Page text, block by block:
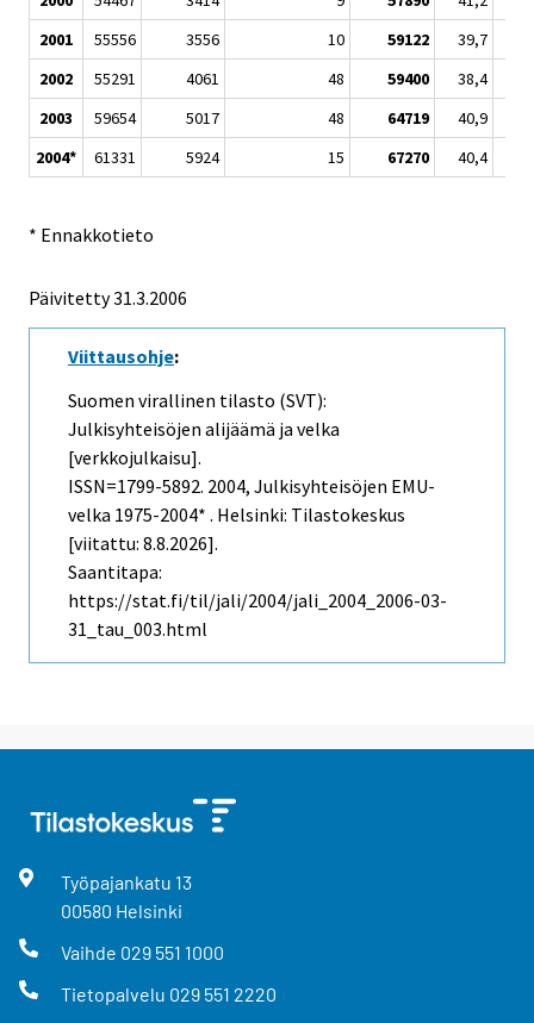
2001
55556 3556 10 59122
39,7
2002
55291 4061 48 59400
38,4
2003
59654 5017 48 64719
40,9
2004*
61331 5924 15 67270 40,4
* Ennakkotieto
Päivitetty31.3.2006
Viittausohje:
Suomen virallinen tilasto (SVT):
Julkisyhteisöjen alijäämä ja velka
[verkkojulkaisu].
ISSN=1799-5892. 2004, Julkisyhteisöjen EMU-
velka 1975-2004* . Helsinki: Tilastokeskus
[viitattu: 8.8.2026].
Saantitapa:
https://stat.fi/til/jali/2004/jali_2004_2006-03-
31_tau_003.html
Työpajankatu 13
00580 Helsinki
Vaihde 029 551 1000
Tietopalvelu 029 551 2220